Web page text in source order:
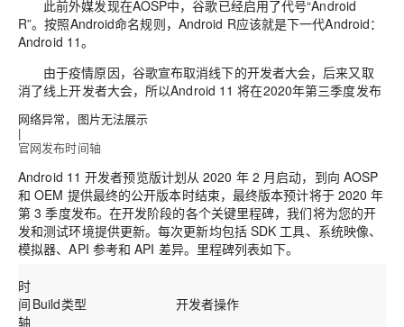
此前外媒发现在AOSP中，谷歌已经启用了代号“Android
R”。按照Android命名规则，Android R应该就是下一代Android：
Android 11。
由于疫情原因，谷歌宣布取消线下的开发者大会，后来又取
消了线上开发者大会，所以Android 11 将在2020年第三季度发布
网络异常，图片无法展示
|
官网发布时间轴
Android 11 开发者预览版计划从 2020 年 2 月启动，到向 AOSP
和 OEM 提供最终的公开版本时结束，最终版本预计将于 2020 年
第 3 季度发布。在开发阶段的各个关键里程碑，我们将为您的开
发和测试环境提供更新。每次更新均包括 SDK 工具、系统映像、
模拟器、API 参考和 API 差异。里程碑列表如下。
时
间
轴
Build类型 开发者操作